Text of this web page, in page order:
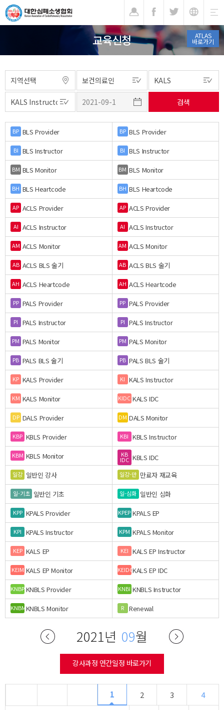
ATLAS
바로가기
교육신청
BP BLS Provider BP BLS Provider
BI BLS Instructor BI BLS Instructor
BM BLS Monitor BM BLS Monitor
BH BLS Heartcode BH BLS Heartcode
AP ACLS Provider AP ACLS Provider
AI ACLS Instructor AI ACLS Instructor
AM ACLS Monitor AM ACLS Monitor
AB ACLS BLS 술기 AB ACLS BLS 술기
AH ACLS Heartcode AH ACLS Heartcode
PP PALS Provider PP PALS Provider
PI PALS Instructor PI PALS Instructor
PM PALS Monitor PM PALS Monitor
PB PALS BLS 술기 PB PALS BLS 술기
KP KALS Provider KI KALS Instructor
KM KALS Monitor KIDC KALS IDC
DP DALS Provider DM DALS Monitor
KBP KBLS Provider KBI KBLS Instructor
KBM KBLS Monitor KB
IDC KBLS IDC
일강 일반인 강사 일강-만 만료자 재교육
일-기초 일반인 기초 일-심화 일반인 심화
KPP KPALS Provider KPEP KPALS EP
KPI KPALS Instructor KPM KPALS Monitor
KEP KALS EP KEI KALS EP Instructor
KEIM KALS EP Monitor KEIDCKALS EP IDC
KNBPKNBLS Provider KNBI KNBLS Instructor
KNBMKNBLS Monitor R Renewal
2021년 09월
강사과정 연간일정 바로가기
1 2 3
4